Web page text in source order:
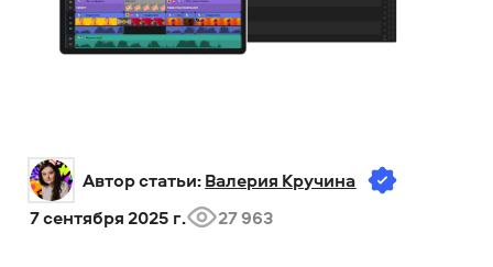
Автор статьи: Валерия Кручина
7 сентября 2025 г.
27 963